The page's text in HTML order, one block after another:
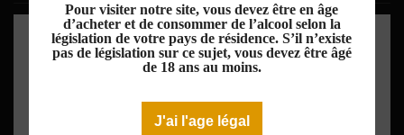
Pour visiter notre site, vous devez être en âge
d’acheter et de consommer de l’alcool selon la
législation de votre pays de résidence. S’il n’existe
pas de législation sur ce sujet, vous devez être âgé
de 18 ans au moins.
J'ai l'age légal
DISPO EN MAGASIN